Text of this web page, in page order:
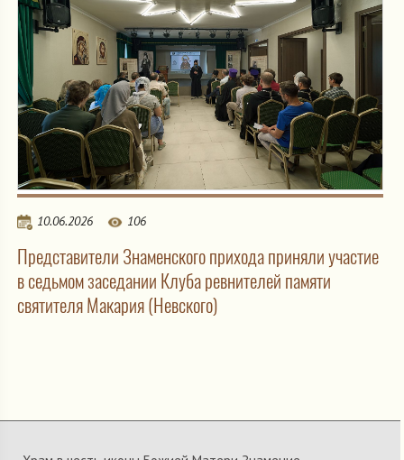
10.06.2026 106
Представители Знаменского прихода приняли участие
в седьмом заседании Клуба ревнителей памяти
святителя Макария (Невского)